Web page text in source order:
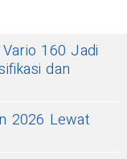
160 Jadi
dan
2026 Lewat